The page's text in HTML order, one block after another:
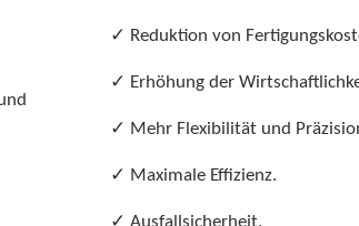
✓ Reduktion von
✓ Erhöhung der
✓ Mehr Flexibilität und
✓ Maximale Effizienz.
✓ Ausfallsicherheit.